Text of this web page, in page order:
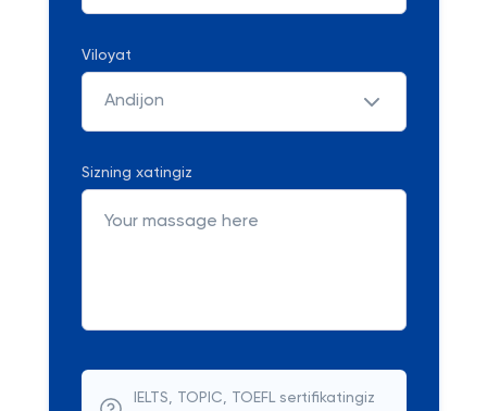
Viloyat
Andijon
Sizning xatingiz
IELTS, TOPIC, TOEFL sertifikatingiz